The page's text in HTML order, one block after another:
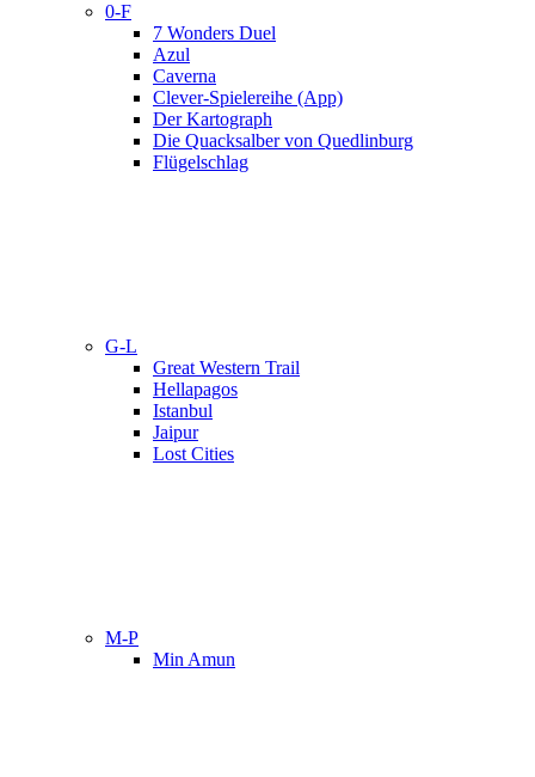
0-F
7 Wonders Duel
Azul
Caverna
Clever-Spielereihe (App)
Der Kartograph
Die Quacksalber von Quedlinburg
Flügelschlag
G-L
Great Western Trail
Hellapagos
Istanbul
Jaipur
Lost Cities
M-P
Min Amun